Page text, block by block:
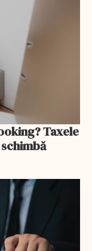
Taxele